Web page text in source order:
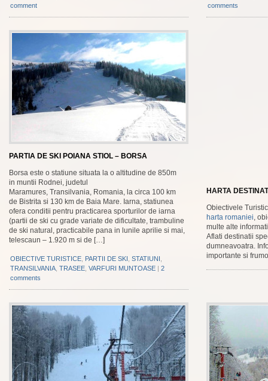
comment
comments
PARTIA DE SKI POIANA STIOL – BORSA
Borsa este o statiune situata la o altitudine de 850m
in muntii Rodnei, judetul
Maramures, Transilvania, Romania, la circa 100 km
de Bistrita si 130 km de Baia Mare. Iarna, statiunea
ofera conditii pentru practicarea sporturilor de iarna
(partii de ski cu grade variate de dificultate, trambuline
de ski natural, practicabile pana in lunile aprilie si mai,
telescaun – 1.920 m si de […]
OBIECTIVE TURISTICE PARTII DE SKI STATIUNI
TRANSILVANIA TRASEE VARFURI MUNTOASE | 2
comments
HARTA
Obiectivele
harta romaniei,
multe alte
Aflati destinatii
dumneavoatra.
importante si